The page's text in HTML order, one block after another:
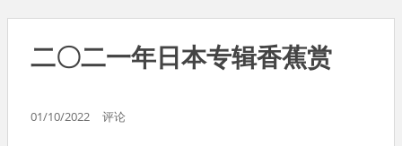
二〇二一年日本专辑香蕉赏
01/10/2022 评论